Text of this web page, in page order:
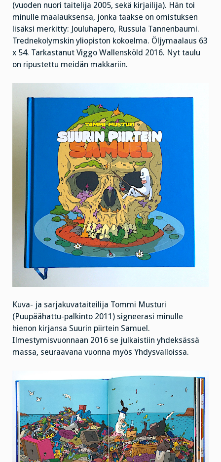
(vuoden nuori taitelija 2005, sekä kirjailija). Hän toi
minulle maalauksensa, jonka taakse on omistuksen
lisäksi merkitty: Jouluhapero, Russula Tannenbaumi.
Trednekolymskin yliopiston kokoelma. Öljymaalaus 63
x 54. Tarkastanut Viggo Wallensköld 2016. Nyt taulu
on ripustettu meidän makkariin.
Kuva- ja sarjakuvataiteilija Tommi Musturi
(Puupäähattu-palkinto 2011) signeerasi minulle
hienon kirjansa Suurin piirtein Samuel.
Ilmestymisvuonnaan 2016 se julkaistiin yhdeksässä
massa, seuraavana vuonna myös Yhdysvalloissa.